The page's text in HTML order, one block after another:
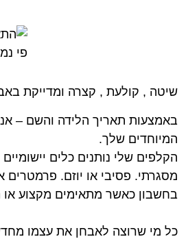
שיטה , קולעת , קצרה ומדייקת
באמצעות תאריך הלידה והשם –
המיוחדים שלך.
הקלפים שלי נותנים כלים יישומיים
מסגרתי. פסיבי או יוזם. פרמטרים
בחשבון כאשר מתאימים מקצוע
כל מי שרוצה לאבחן את עצמו